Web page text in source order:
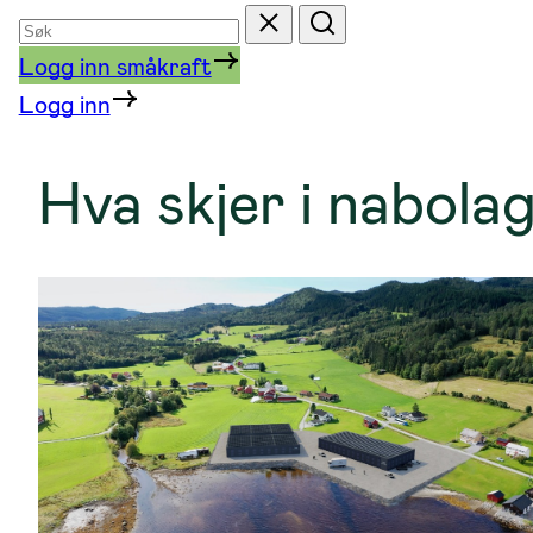
Søk
etter
Tilbakestill
Søk
Logg inn småkraft
Logg inn
Hva skjer i